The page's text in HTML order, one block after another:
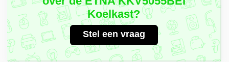
Koelkast?
Stel een vraag